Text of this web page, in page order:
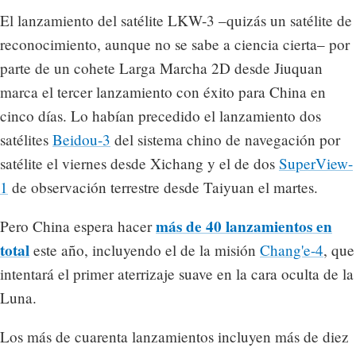
El lanzamiento del satélite LKW-3 –quizás un satélite de
reconocimiento, aunque no se sabe a ciencia cierta– por
parte de un cohete Larga Marcha 2D desde Jiuquan
marca el tercer lanzamiento con éxito para China en
cinco días. Lo habían precedido el lanzamiento dos
satélites Beidou-3 del sistema chino de navegación por
satélite el viernes desde Xichang y el de dos SuperView-
1 de observación terrestre desde Taiyuan el martes.
Pero China espera hacermás de 40 lanzamientos en
total este año, incluyendo el de la misión Chang'e-4, que
intentará el primer aterrizaje suave en la cara oculta de la
Luna.
Los más de cuarenta lanzamientos incluyen más de diez